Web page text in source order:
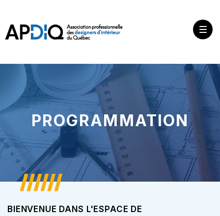
PROGRAMMATION
BIENVENUE DANS L'ESPACE DE